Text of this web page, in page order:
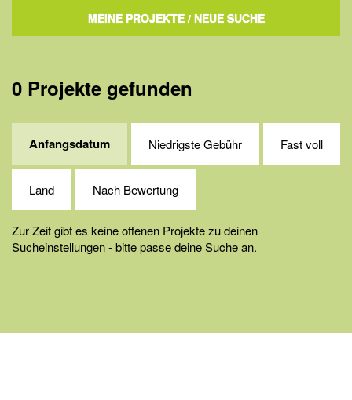
MEINE PROJEKTE/ NEUE SUCHE
0 Projekte gefunden
Anfangsdatum Niedrigste Gebühr Fast voll
Land Nach Bewertung
Zur Zeit gibt es keine offenen Projekte zu deinen
Sucheinstellungen - bitte passe deine Suche an.